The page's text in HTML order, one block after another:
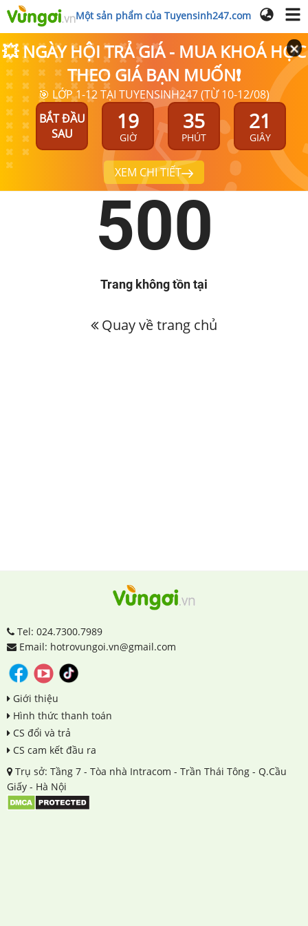
Một sản phẩm của Tuyensinh247.com
💥 NGÀY HỘI TRẢ GIÁ - MUA KHOÁ HỌC
THEO GIÁ BẠN MUỐN❗
🎯 LỚP 1-12 TẠI TUYENSINH247 (TỪ 10-12/08)
BẮT ĐẦU
SAU
19
GIỜ
35
PHÚT
21
GIÂY
XEM CHI TIẾT
500
Trang không tồn tại
Quay về trang chủ
Tel: 024.7300.7989
Email: hotrovungoi.vn@gmail.com
Giới thiệu
Hình thức thanh toán
CS đổi và trả
CS cam kết đầu ra
Trụ sở: Tầng 7 - Tòa nhà Intracom - Trần Thái Tông - Q.Cầu
Giấy - Hà Nội